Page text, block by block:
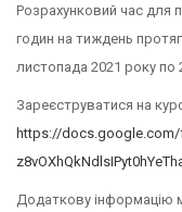
Розрахунковий час для
годин на тиждень
листопада 2021 року по
Зареєструватися на
https://docs.google.com/
Додаткову інформацію